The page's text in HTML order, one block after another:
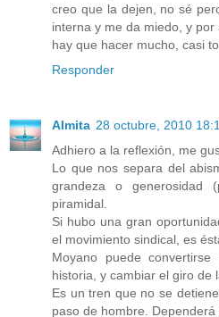
creo que la dejen, no sé
interna y me da miedo, y
hay que hacer mucho, casi
Responder
Almita 28 octubre, 2010
Adhiero a la reflexión, me
Lo que nos separa del
grandeza o generosidad
piramidal.
Si hubo una gran
el movimiento sindical, es
Moyano puede
historia, y cambiar el giro de
Es un tren que no se
paso de hombre. Dependerá